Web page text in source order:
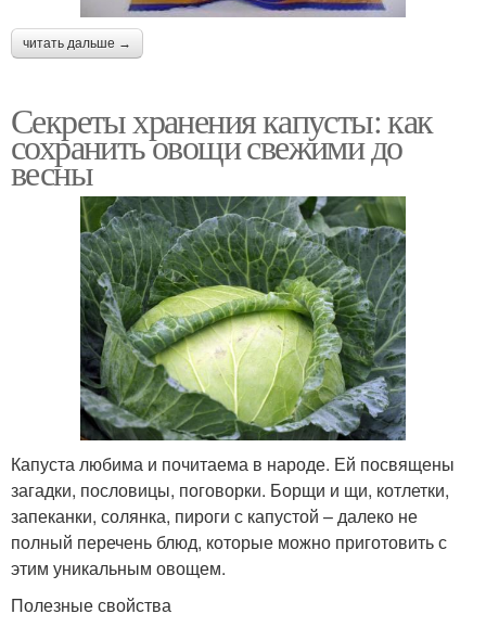
читать дальше →
Секреты хранения капусты: как
сохранить овощи свежими до
весны
Капуста любима и почитаема в народе. Ей посвящены
загадки, пословицы, поговорки. Борщи и щи, котлетки,
запеканки, солянка, пироги с капустой – далеко не
полный перечень блюд, которые можно приготовить с
этим уникальным овощем.
Полезные свойства